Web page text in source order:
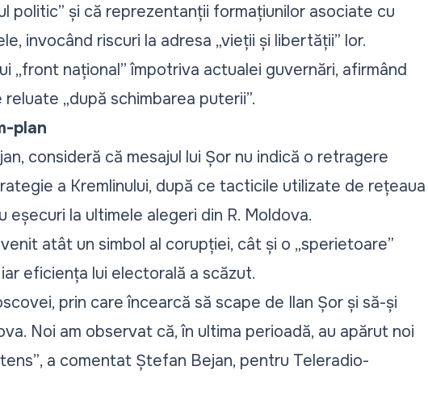
politic” și că reprezentanții formațiunilor asociate cu
invocând riscuri la adresa „vieții și libertății” lor.
„front național”împotriva actualei guvernări, afirmând
reluate „după schimbarea puterii”.
plan
consideră că mesajul lui Șor nu indică o retragere
a Kremlinului, după ce tacticile utilizate de rețeaua
la ultimele alegeri din R. Moldova.
atât un simbol al corupției, cât și o „sperietoare”
eficiența lui electorală a scăzut.
prin care încearcă să scape de Ilan Șor și să-și
Noi am observat că, în ultima perioadă, au apărut noi
, a comentat Ștefan Bejan, pentru Teleradio-